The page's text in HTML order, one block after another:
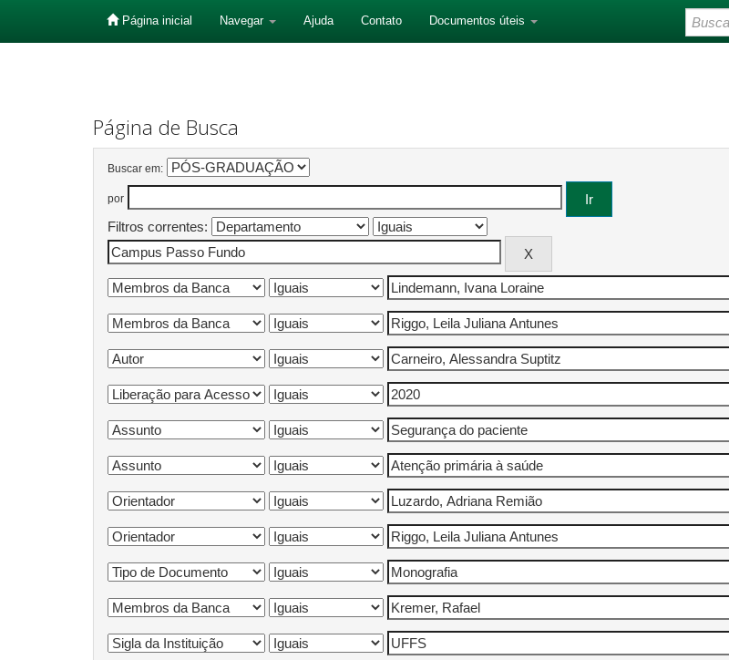
Página inicial Navegar Ajuda Contato Documentos úteis
Página de Busca
Buscar em:
por
Filtros correntes: